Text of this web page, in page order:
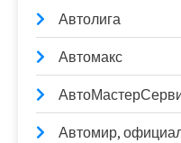
Автолига
Автомакс
Автомир,